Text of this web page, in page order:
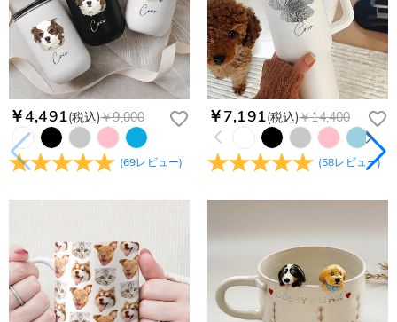
￥4,491(税込)￥9,000
(69レビュー)
￥7,191(税込)￥14,400
(58レビュー)